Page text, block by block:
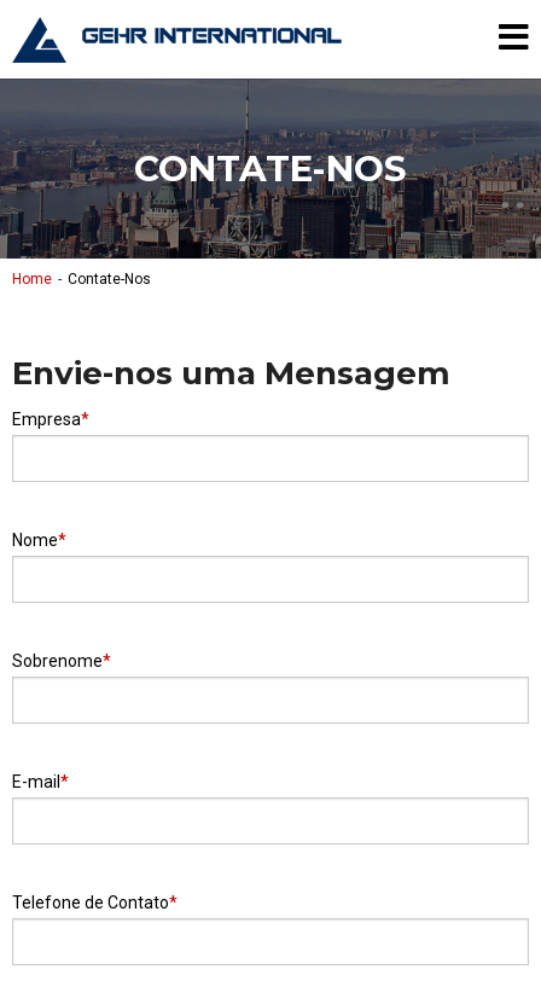
Skip to content
CONTATE-NOS
Home Contate-Nos
Envie-nos uma Mensagem
Empresa
Nome
Sobrenome
E-mail
Telefone de Contato